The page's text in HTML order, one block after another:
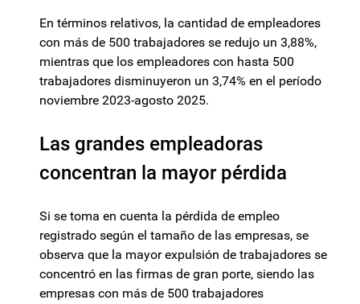
En términos relativos, la cantidad de empleadores
con más de 500 trabajadores se redujo un 3,88%,
mientras que los empleadores con hasta 500
trabajadores disminuyeron un 3,74% en el período
noviembre 2023-agosto 2025.
Las grandes empleadoras
concentran la mayor pérdida
Si se toma en cuenta la pérdida de empleo
registrado según el tamaño de las empresas, se
observa que la mayor expulsión de trabajadores se
concentró en las firmas de gran porte, siendo las
empresas con más de 500 trabajadores